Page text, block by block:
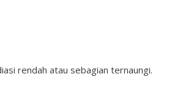
rendah atau sebagian ternaungi.